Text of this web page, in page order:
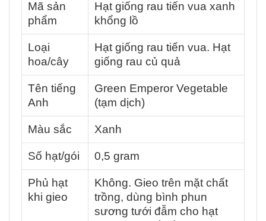
Mã sản
phẩm
Hạt giống rau tiến vua xanh
khổng lồ
Loại
hoa/cây
Hạt giống rau tiến vua. Hạt
giống rau củ quả
Tên tiếng
Anh
Green Emperor Vegetable
(tạm dịch)
Màu sắc Xanh
Số hạt/gói 0,5 gram
Phủ hạt
khi gieo
Không. Gieo trên mặt chất
trồng, dùng bình phun
sương tưới đẫm cho hạt